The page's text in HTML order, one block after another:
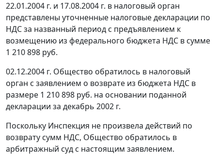
22.01.2004 г. и 17.08.2004 г. в налоговый орган
представлены уточненные налоговые декларации по
НДС за названный период с предъявлением к
возмещению из федерального бюджета НДС в сумме
1 210 898 руб.
02.12.2004 г. Общество обратилось в налоговый
орган с заявлением о возврате из бюджета НДС в
размере 1 210 898 руб. на основании поданной
декларации за декабрь 2002 г.
Поскольку Инспекция не произвела действий по
возврату сумм НДС, Общество обратилось в
арбитражный суд с настоящим заявлением.